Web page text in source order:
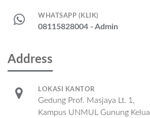
WHATSAPP (KLIK)
08115828004 - Admin
Address
LOKASI KANTOR
Gedung Prof. Masjaya Lt. 1,
Kampus UNMUL Gunung Kelua